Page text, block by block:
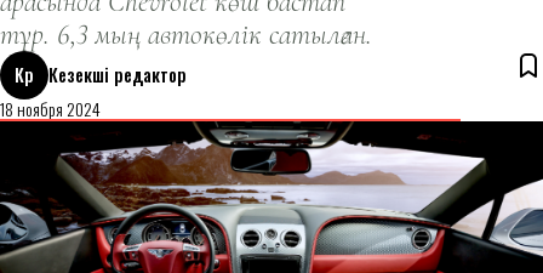
тұр. 6,3 мың автокөлік сатылған.
Кр
Кезекші редактор
18 ноября 2024